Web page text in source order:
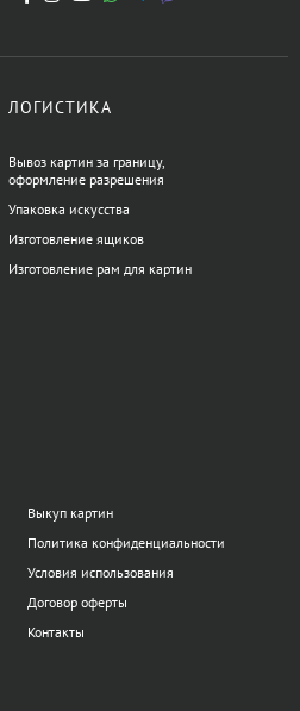
ЛОГИСТИКА
Вывоз картин за границу,
оформление разрешения
Упаковка искусства
Изготовление ящиков
Изготовление рам для картин
Выкуп картин
Политика конфиденциальности
Условия использования
Договор оферты
Контакты